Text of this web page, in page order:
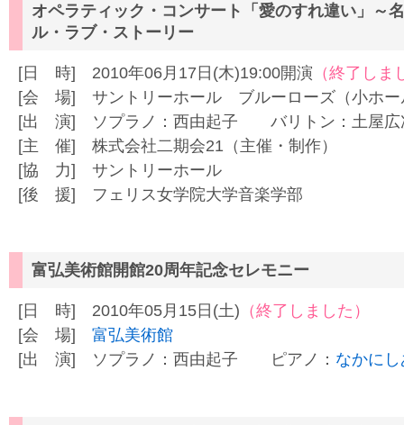
オペラティック・コンサート「愛のすれ違い」～
ル・ラブ・ストーリー
[日 時] 2010年06月17日(木)19:00開演 （終了しま
[会 場] サントリーホール ブルーローズ（小ホー
[出 演] ソプラノ：西由起子 バリトン：土屋
[主 催] 株式会社二期会21（主催・制作）
[協 力] サントリーホール
[後 援] フェリス女学院大学音楽学部
富弘美術館開館20周年記念セレモニー
[日 時] 2010年05月15日(土) （終了しました）
[会 場] 富弘美術館
[出 演] ソプラノ：西由起子 ピアノ： なかに